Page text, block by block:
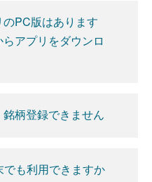
PC版はあります
アプリをダウンロ
柄登録できません
も利用できますか